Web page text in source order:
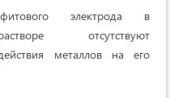
электрода в
от­сутствуют
металлов на его